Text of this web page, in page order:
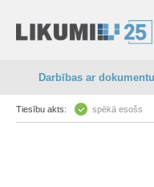
Darbības ar dokumentu
Tiesību akts: spēkā esošs